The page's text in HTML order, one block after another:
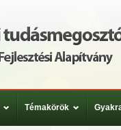
Témakörök